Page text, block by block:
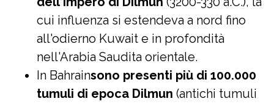
cui influenza si estendeva a nord fino
all'odierno Kuwait e in profondità
nell'Arabia Saudita orientale.
In Bahrainsono presenti più di 100.000
tumuli di epoca Dilmun (antichi tumuli